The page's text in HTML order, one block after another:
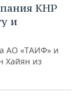
КНР
и
АО «ТАИФ» и
Хайян из